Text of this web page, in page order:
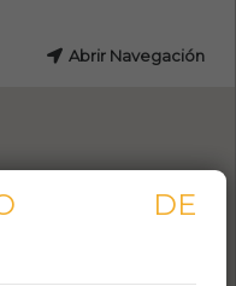
Abrir Navegación
DE